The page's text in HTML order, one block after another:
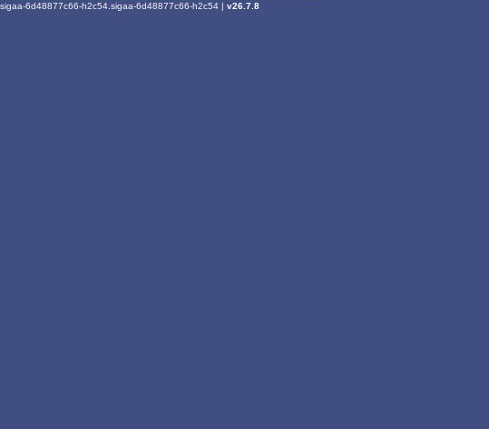
6d48877c66-h2c54.sigaa-6d48877c66-h2c54 | v26.7.8